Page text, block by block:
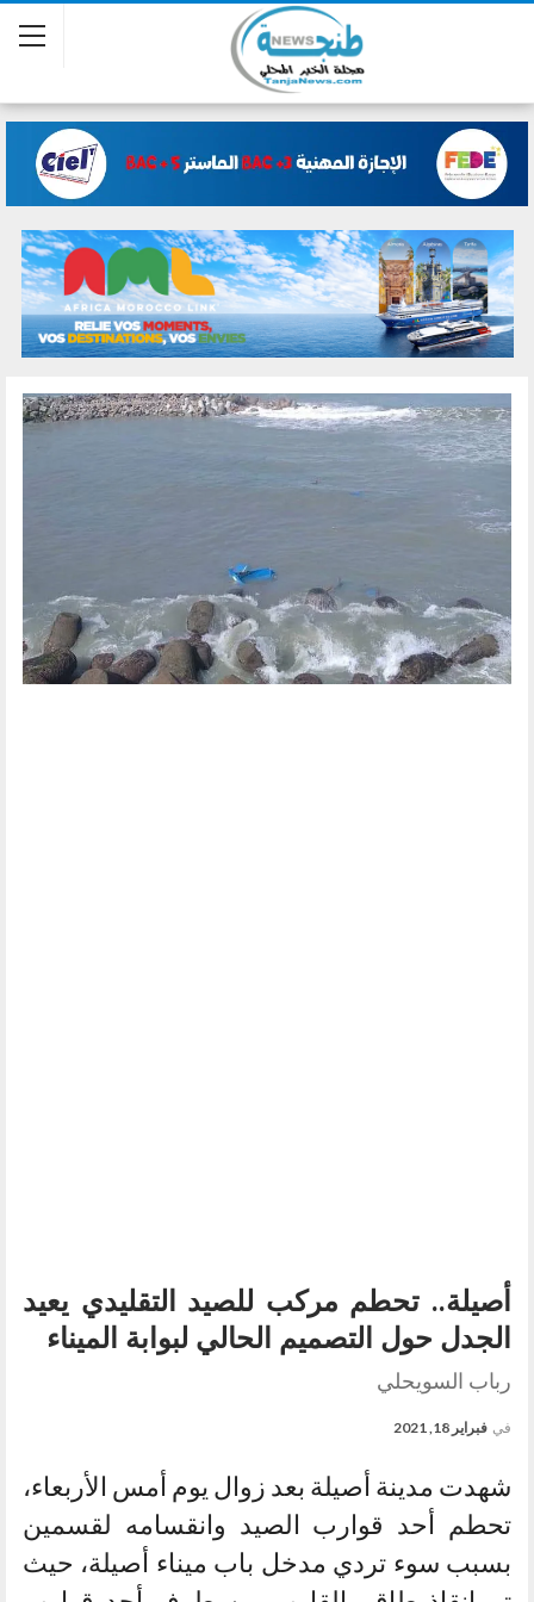
أصيلة.. تحطم مركب للصيد التقليدي يعيد
الجدل حول التصميم الحالي لبوابة الميناء
رباب السويحلي
في فبراير 18, 2021
شهدت مدينة أصيلة بعد زوال يوم أمس الأربعاء،
تحطم أحد قوارب الصيد وانقسامه لقسمين
بسبب سوء تردي مدخل باب ميناء أصيلة، حيث